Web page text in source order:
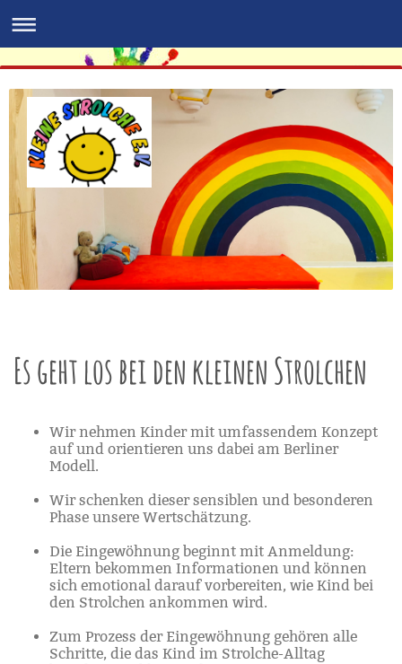
Es geht los bei den kleinen Strolchen
Wir nehmen Kinder mit umfassendem Konzept
auf und orientieren uns dabei am Berliner
Modell.
Wir schenken dieser sensiblen und besonderen
Phase unsere Wertschätzung.
Die Eingewöhnung beginnt mit Anmeldung:
Eltern bekommen Informationen und können
sich emotional darauf vorbereiten, wie Kind bei
den Strolchen ankommen wird.
Zum Prozess der Eingewöhnung gehören alle
Schritte, die das Kind im Strolche-Alltag